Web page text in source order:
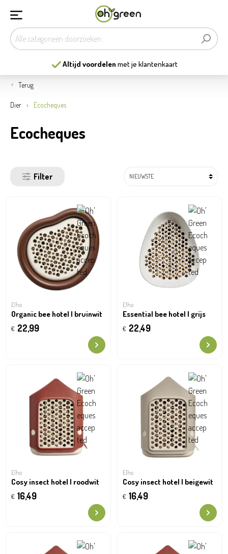
Altijd voordelenmet je klantenkaart
Terug
Dier Ecocheques
Ecocheques
Filter
Elho
Organic bee hotel | bruinwit
€ 22,99
Elho
Essential bee hotel | grijs
€ 22,49
Elho
Cosy insect hotel | roodwit
€ 16,49
Elho
Cosy insect hotel | beigewit
€ 16,49